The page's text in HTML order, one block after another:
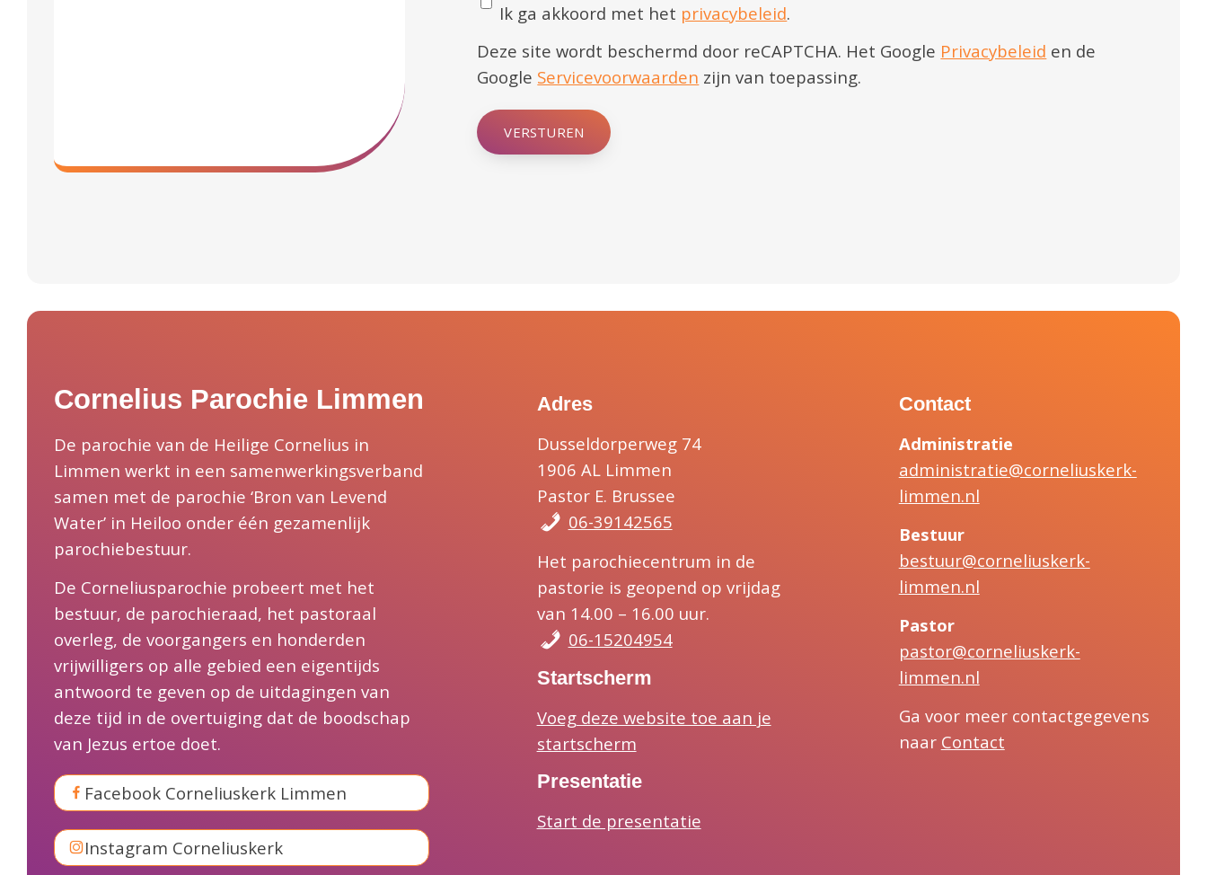
Ik ga akkoord met het privacybeleid.
Deze site wordt beschermd door reCAPTCHA. Het Google Privacybeleid en de
Google Servicevoorwaarden zijn van toepassing.
VERSTUREN
Cornelius Parochie Limmen
De parochie van de Heilige Cornelius in
Limmen werkt in een samenwerkingsverband
samen met de parochie ‘Bron van Levend
Water’ in Heiloo onder één gezamenlijk
parochiebestuur.
De Corneliusparochie probeert met het
bestuur, de parochieraad, het pastoraal
overleg, de voorgangers en honderden
vrijwilligers op alle gebied een eigentijds
antwoord te geven op de uitdagingen van
deze tijd in de overtuiging dat de boodschap
van Jezus ertoe doet.
Facebook Corneliuskerk Limmen
Instagram Corneliuskerk
Adres
Dusseldorperweg 74
1906 AL Limmen
Pastor E. Brussee
06-39142565
Het parochiecentrum in de
pastorie is geopend op vrijdag
van 14.00 – 16.00 uur.
06-15204954
Startscherm
Voeg deze website toe aan je
startscherm
Presentatie
Start de presentatie
Contact
Administratie
administratie@corneliuskerk-
limmen.nl
Bestuur
bestuur@corneliuskerk-
limmen.nl
Pastor
pastor@corneliuskerk-
limmen.nl
Ga voor meer contactgegevens
naar Contact